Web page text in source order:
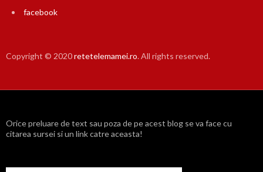
facebook
Copyright © 2020retetelemamei.ro. All rights reserved.
Orice preluare de text sau poza de pe acest blog se va face cu
citarea sursei si un link catre aceasta!